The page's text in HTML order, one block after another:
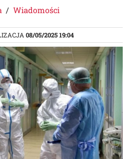
Wiadomości
08/05/2025 19:04